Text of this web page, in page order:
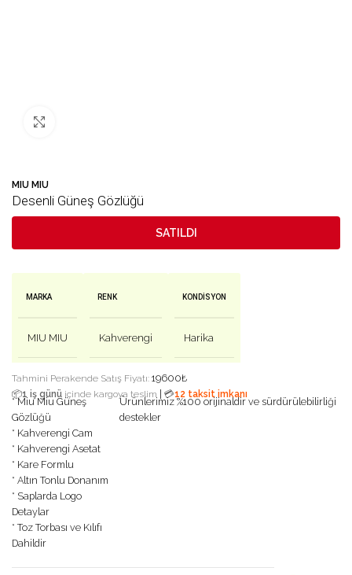
MIU MIU
Desenli Güneş Gözlüğü
SATILDI
MARKA
MIU MIU
RENK
Kahverengi
KONDISYON
Harika
Tahmini Perakende Satış Fiyatı: 19600₺
📦1 iş günü içinde kargoya teslim 💳12 taksit imkanı
* Miu Miu Güneş
Gözlüğü
* Kahverengi Cam
* Kahverengi Asetat
* Kare Formlu
* Altın Tonlu Donanım
* Saplarda Logo
Detaylar
* Toz Torbası ve Kılıfı
Dahildir
Ürünlerimiz %100 orijinaldir ve sürdürülebilirliği
destekler